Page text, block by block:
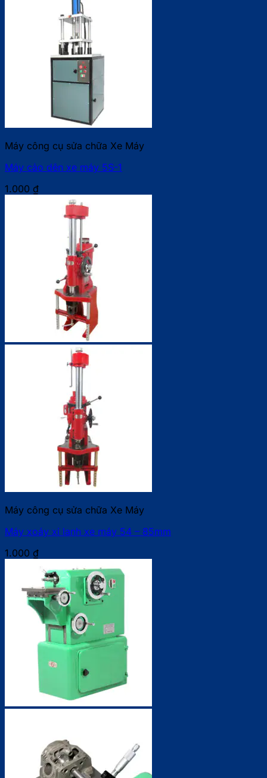
Máy công cụ sửa chữa Xe Máy
Máy cảo dên xe máy 5S-1
1.000 ₫
Máy công cụ sửa chữa Xe Máy
Máy xoáy xi lanh xe máy 54 – 85mm
1.000 ₫